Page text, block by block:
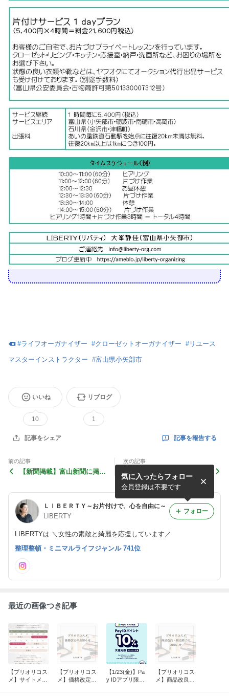
#ライフオーガナイザー #クローゼットオーガナイザー #リユース
マスターインストラクター #富山県小矢部市
いいね
10
リブログ
1
記事をシェア 記事を報告する
前の記事
【新聞掲載】富山新聞に掲載
次の記事
【コーデ】たくさんの色を似
合わせる法則を知る
ＬＩＢＥＲＴＹ～お片付けで、心を自由に～
LIBERTY
LIBERTYは ＼女性の素敵と綺麗を応援しています／
気に入ったらフォロー
会員登録は不要です
フォロー
整理整頓・ミニマルライフジャンル 741位
最近の画像つき記事
【プリオリコス
メ】サイトメン
【プリオリコス
メ】価格改定の
【1/23(金)】Pa
y IDアプリ限定
【プリオリコス
メ】商品改良・